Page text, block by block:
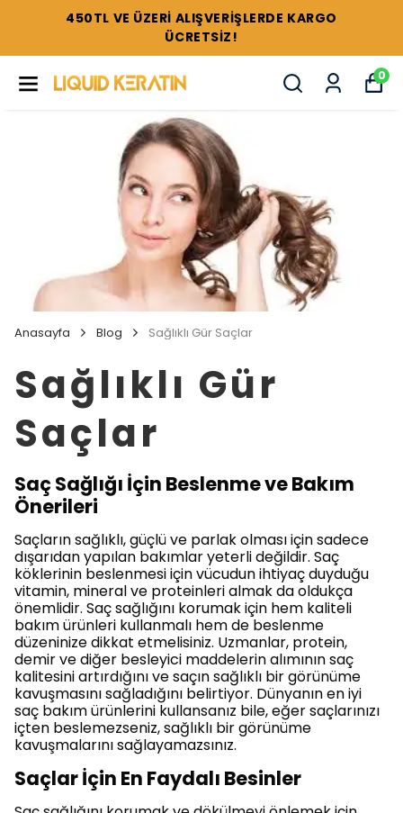
450TL VE ÜZERİ ALIŞVERİŞLERDE KARGO
ÜCRETSİZ!
0
Anasayfa Blog Sağlıklı Gür Saçlar
Sağlıklı Gür
Saçlar
Saç Sağlığı İçin Beslenme ve Bakım
Önerileri
Saçların sağlıklı, güçlü ve parlak olması için sadece
dışarıdan yapılan bakımlar yeterli değildir. Saç
köklerinin beslenmesi için vücudun ihtiyaç duyduğu
vitamin, mineral ve proteinleri almak da oldukça
önemlidir. Saç sağlığını korumak için hem kaliteli
bakım ürünleri kullanmalı hem de beslenme
düzeninize dikkat etmelisiniz. Uzmanlar, protein,
demir ve diğer besleyici maddelerin alımının saç
kalitesini artırdığını ve saçın sağlıklı bir görünüme
kavuşmasını sağladığını belirtiyor. Dünyanın en iyi
saç bakım ürünlerini kullansanız bile, eğer saçlarınızı
içten beslemezseniz, sağlıklı bir görünüme
kavuşmalarını sağlayamazsınız.
Saçlar İçin En Faydalı Besinler